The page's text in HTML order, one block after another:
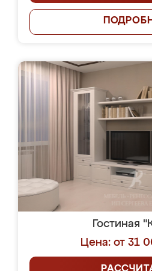
Гостиная
Цена: от 31